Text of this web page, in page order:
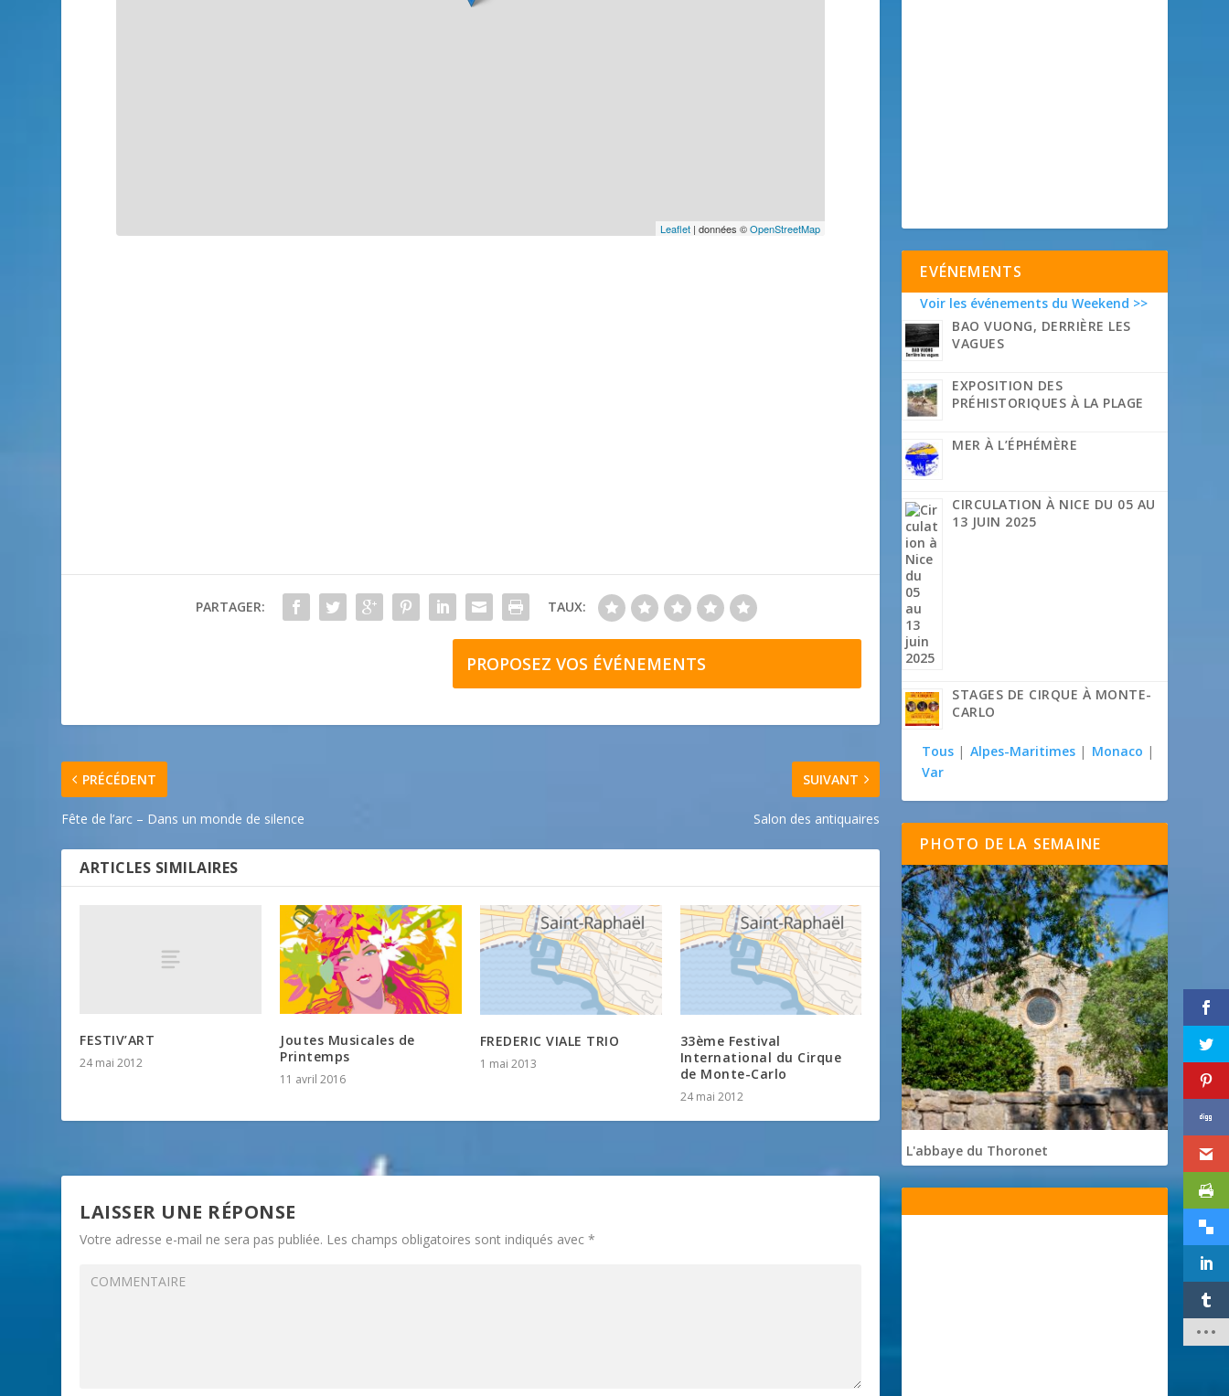
Leaflet | données ©OpenStreetMap
PARTAGER: TAUX:
PROPOSEZ VOS ÉVÉNEMENTS
PRÉCÉDENT
Fête de l’arc – Dans un monde de silence
SUIVANT
Salon des antiquaires
ARTICLES SIMILAIRES
FESTIV’ART
24 mai 2012
Joutes Musicales de
Printemps
11 avril 2016
FREDERIC VIALE TRIO
1 mai 2013
33ème Festival
International du Cirque
de Monte-Carlo
24 mai 2012
LAISSER UNE RÉPONSE
Votre adresse e-mail ne sera pas publiée. Les champs obligatoires sont indiqués avec*
EVÉNEMENTS
Voir les événements du Weekend >>
BAO VUONG, DERRIÈRE LES
VAGUES
EXPOSITION DES
PRÉHISTORIQUES À LA PLAGE
MER À L’ÉPHÉMÈRE
CIRCULATION À NICE DU 05 AU
13 JUIN 2025
STAGES DE CIRQUE À MONTE-
CARLO
Tous | Alpes-Maritimes | Monaco |
Var
PHOTO DE LA SEMAINE
L'abbaye du Thoronet